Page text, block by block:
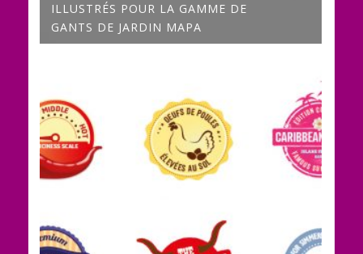
ILLUSTRÉS POUR LA GAMME DE
GANTS DE JARDIN MAPA